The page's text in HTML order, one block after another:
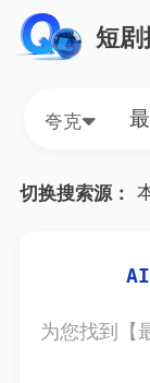
短剧
夸克
切换搜索源：
为您找到【